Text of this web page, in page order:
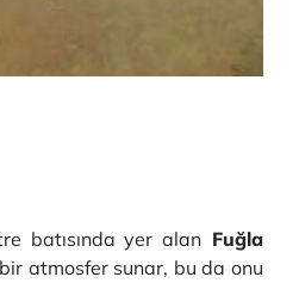
batısında yer alan Fuğla
atmosfer sunar, bu da onu